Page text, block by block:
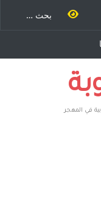
في المهجر